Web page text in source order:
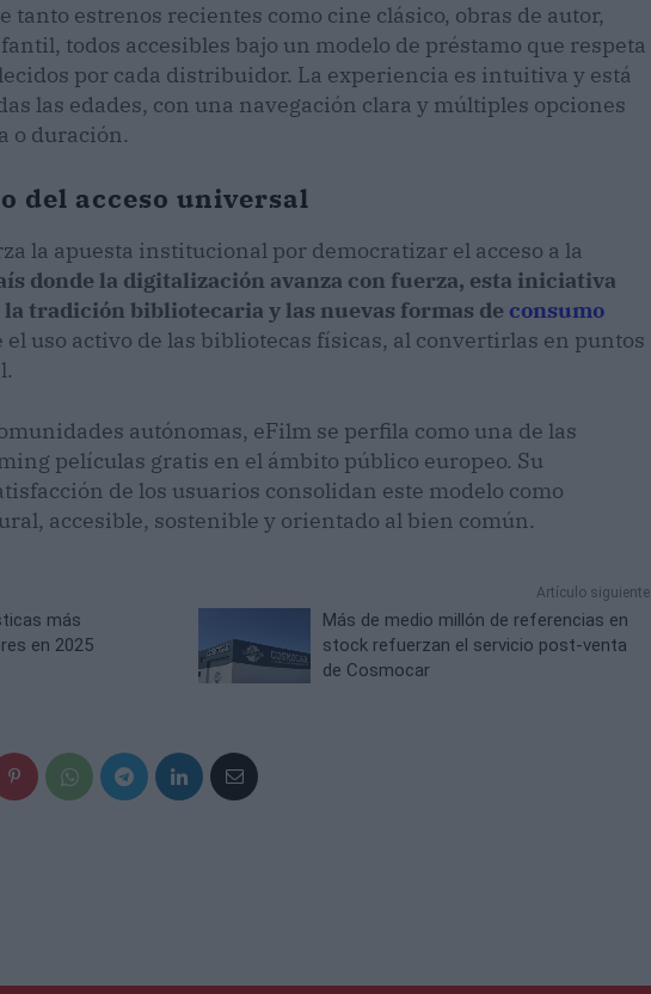
tanto estrenos recientes como cine clásico, obras de autor,
todos accesibles bajo un modelo de préstamo que respeta
por cada distribuidor. La experiencia es intuitiva y está
las edades, con una navegación clara y múltiples opciones
o duración.
del acceso universal
la apuesta institucional por democratizar el acceso a la
donde la digitalización avanza con fuerza, esta iniciativa
tradición bibliotecaria y las nuevas formas de consumo
el uso activo de las bibliotecas físicas, al convertirlas en puntos
autónomas, eFilm se perfila como una de las
películas gratis en el ámbito público europeo. Su
de los usuarios consolidan este modelo como
accesible, sostenible y orientado al bien común.
más
en 2025
Artículo siguiente
Más de medio millón de referencias en
stock refuerzan el servicio post-venta
de Cosmocar